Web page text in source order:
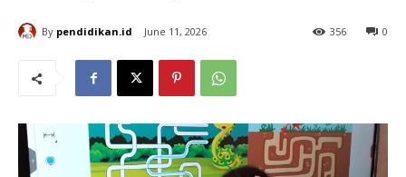
By pendidikan.id June 11, 2026 0
356